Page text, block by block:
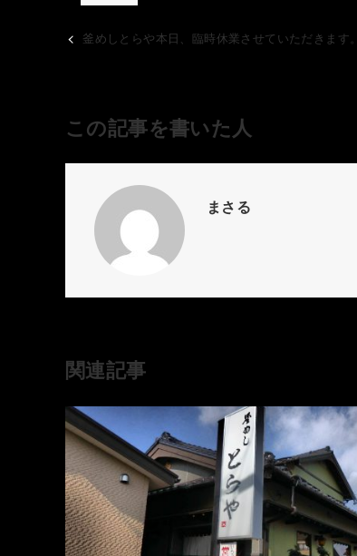
釜めしとらや本日、臨時休業させていただきます。
この記事を書いた人
まさる
関連記事